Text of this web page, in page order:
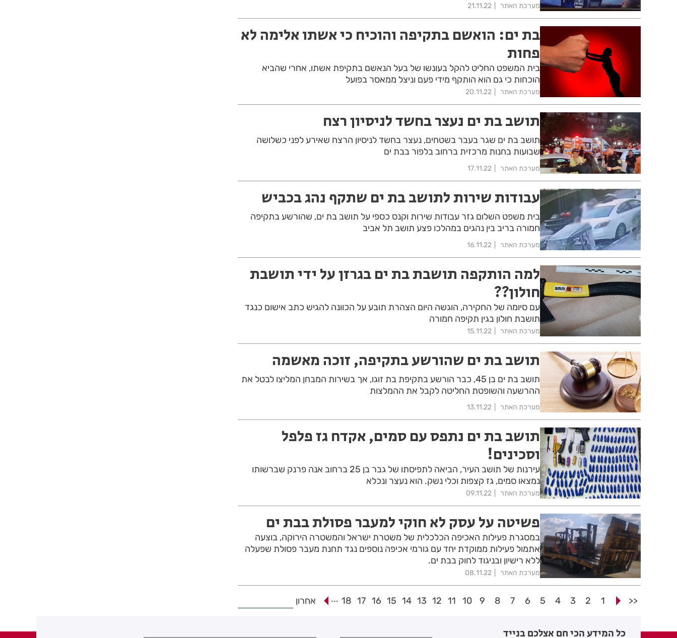
מערכת האתר 21.11.22
בת ים: הואשם בתקיפה והוכיח כי אשתו אלימה לא
פחות
בית המשפט החליט להקל בעונשו של בעל הנאשם בתקיפת אשתו, אחרי שהביא
הוכחות כי גם הוא הותקף מידי פעם וניצל ממאסר בפועל
מערכת האתר 20.11.22
תושב בת ים נעצר בחשד לניסיון רצח
תושב בת ים שגר בעבר בשטחים, נעצר בחשד לניסיון הרצח שאירע לפני כשלושה
שבועות בחנות מרכזית ברחוב בלפור בבת ים
מערכת האתר 17.11.22
עבודות שירות לתושב בת ים שתקף נהג בכביש
בית משפט השלום גזר עבודות שירות וקנס כספי על תושב בת ים, שהורשע בתקיפה
חמורה בריב בין נהגים במהלכו פצע תושב תל אביב
מערכת האתר 16.11.22
למה הותקפה תושבת בת ים בגרזן על ידי תושבת
חולון??
עם סיומה של החקירה, הוגשה היום הצהרת תובע על הכוונה להגיש כתב אישום כנגד
תושבת חולון בגין תקיפה חמורה
מערכת האתר 15.11.22
תושב בת ים שהורשע בתקיפה, זוכה מאשמה
תושב בת ים בן 45, כבר הורשע בתקיפת בת זוגו, אך בשירות המבחן המליצו לבטל את
ההרשעה והשופטת החליטה לקבל את ההמלצות
מערכת האתר 13.11.22
תושב בת ים נתפס עם סמים, אקדח גז פלפל
וסכינים!
עירנות של תושב העיר, הביאה לתפיסתו של גבר בן 25 ברחוב אנה פרנק שברשותו
נמצאו סמים, גז קצפות וכלי נשק. הוא נעצר ונכלא
מערכת האתר 09.11.22
פשיטה על עסק לא חוקי למעבר פסולת בבת ים
במסגרת פעילות האכיפה הכלכלית של משטרת ישראל והמשטרה הירוקה, בוצעה
אתמול פעילות ממוקדת יחד עם גורמי אכיפה נוספים נגד תחנת מעבר פסולת שפעלה
ללא רישיון ובניגוד לחוק בבת ים.
מערכת האתר 08.11.22
<<
1
2
3
4
5
6
7
8
9
10
11
12
13
14
15
16
17
18
... אחרון
כל המידע הכי חם אצלכם בנייד